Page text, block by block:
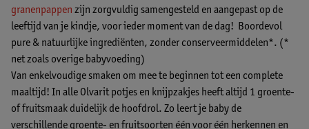
granenpappen zijn zorgvuldig samengesteld en aangepast op de
leeftijd van je kindje, voor ieder moment van de dag! Boordevol
pure & natuurlijke ingrediënten, zonder conserveermiddelen*. (*
net zoals overige babyvoeding)
Van enkelvoudige smaken om mee te beginnen tot een complete
maaltijd! In alle Olvarit potjes en knijpzakjes heeft altijd 1 groente-
of fruitsmaak duidelijk de hoofdrol. Zo leert je baby de
verschillende groente- en fruitsoorten één voor één herkennen en